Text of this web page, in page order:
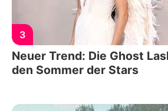
3
Neuer Trend: Die Ghost
den Sommer der Stars